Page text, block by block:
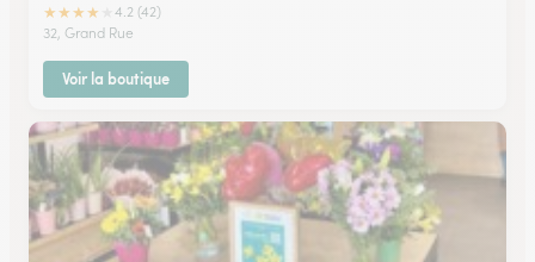
★★★★
4.2 (42)
32, Grand Rue
Voir la boutique